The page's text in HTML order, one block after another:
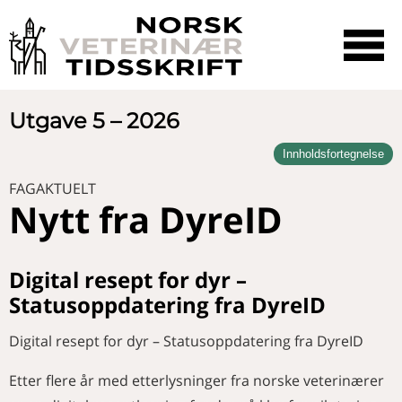
☰
Utgave 5 – 2026
Innholdsfortegnelse
Arbeidslivet utfordrer
veterinærene
PRESIDENTENS HJØRNE
Fremgang som forplikter
NYHETER
Nytt fra Veterinærforeningen
DEBATT
Den usynlige veterinærkarrieren
FAGARTIKKEL
En kvalitativ intervjustudie av
termisk avlusing med fokus på
dyrevelferd og veterinærens rolle
FAGAKTUELT
Nytt fra Helsetjenestene
YRKE OG ORGANISASJON
5 psykologiske hemmeligheter
FAGAKTUELT
Nytt fra DyreID
Digital resept for dyr –
Statusoppdatering fra DyreID
Digital resept for dyr – Statusoppdatering fra DyreID
Etter flere år med etterlysninger fra norske veterinærer